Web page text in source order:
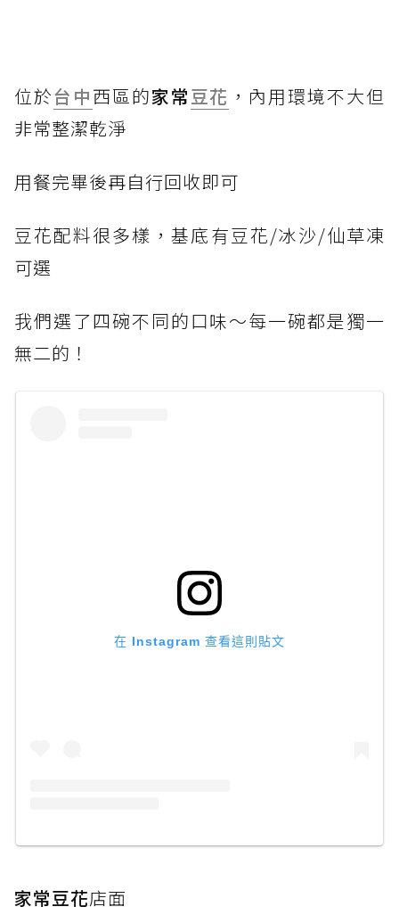
位於台中西區的家常豆花 ，內用環境不大但
非常整潔乾淨
用餐完畢後再自行回收即可
豆花配料很多樣，基底有豆花/冰沙/仙草凍
可選
我們選了四碗不同的口味～每一碗都是獨一
無二的！
在 Instagram 查看這則貼文
家常豆花店面